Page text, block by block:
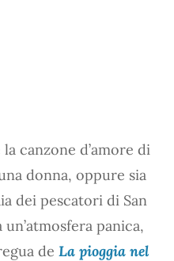
canzone d’amore di
donna, oppure sia
dei pescatori di San
panica,
de La pioggia nel